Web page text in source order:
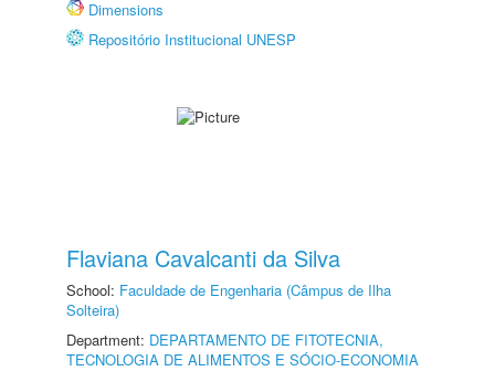
Dimensions
Repositório Institucional UNESP
Flaviana Cavalcanti da Silva
School: Faculdade de Engenharia (Câmpus de Ilha
Solteira)
Department: DEPARTAMENTO DE FITOTECNIA,
TECNOLOGIA DE ALIMENTOS E SÓCIO-ECONOMIA